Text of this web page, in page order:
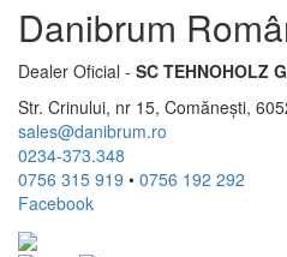
Danibrum
Dealer Oficial - SC TEHNOHOLZ
Str. Crinului, nr 15, Comănești,
sales@danibrum.ro
0234-373.348
0756 315 919 • 0756 192 292
Facebook